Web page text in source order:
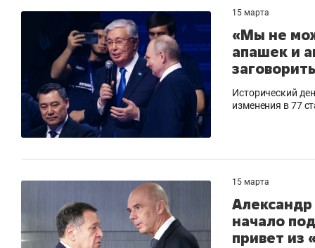
15 марта
«Мы не
апашек и
Исторический
изменения в 77
15 марта
начало
привет из